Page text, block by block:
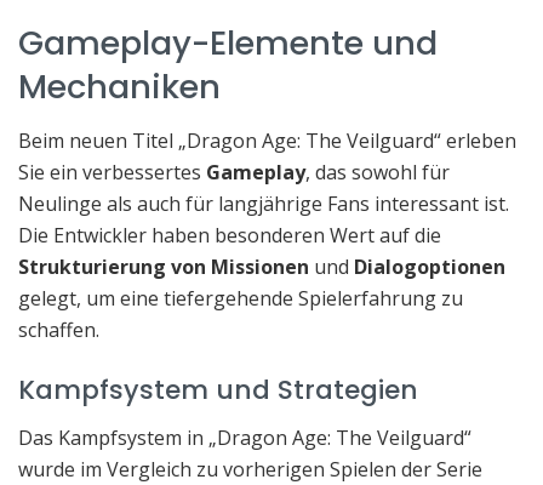
Gameplay-Elemente und
Mechaniken
Beim neuen Titel „Dragon Age: The Veilguard“ erleben
Sie ein verbessertes Gameplay, das sowohl für
Neulinge als auch für langjährige Fans interessant ist.
Die Entwickler haben besonderen Wert auf die
Strukturierung von Missionen und Dialogoptionen
gelegt, um eine tiefergehende Spielerfahrung zu
schaffen.
Kampfsystem und Strategien
Das Kampfsystem in „Dragon Age: The Veilguard“
wurde im Vergleich zu vorherigen Spielen der Serie